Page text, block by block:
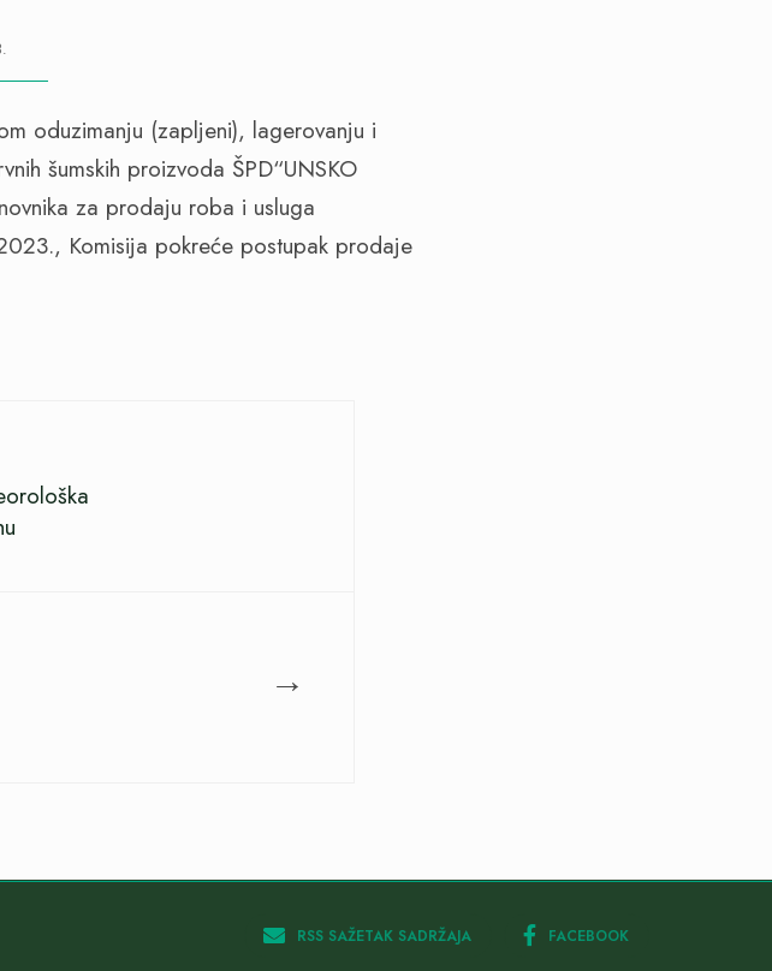
oduzimanju (zapljeni), lagerovanju i
šumskih proizvoda ŠPD“UNSKO
za prodaju roba i usluga
Komisija pokreće postupak prodaje
→
RSS SAŽETAK SADRŽAJA FACEBOOK